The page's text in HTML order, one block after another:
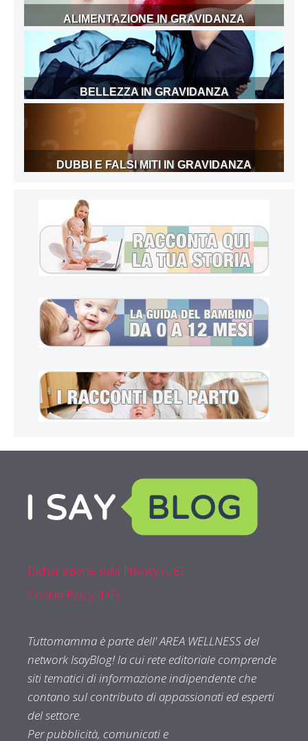
ALIMENTAZIONE IN GRAVIDANZA
BELLEZZA IN GRAVIDANZA
DUBBI E FALSI MITI IN GRAVIDANZA
Dichiarazione sulla Privacy (UE)
Cookie Policy (UE)
Tuttomamma è parte dell' AREA WELLNESS del
network IsayBlog! la cui rete editoriale comprende
siti tematici di informazione indipendente che
contano sul contributo di appassionati ed esperti
del settore.
Per pubblicità, comunicati e